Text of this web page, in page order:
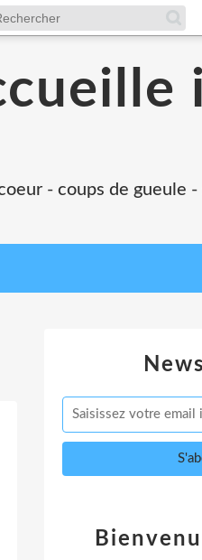
- coups de gueule